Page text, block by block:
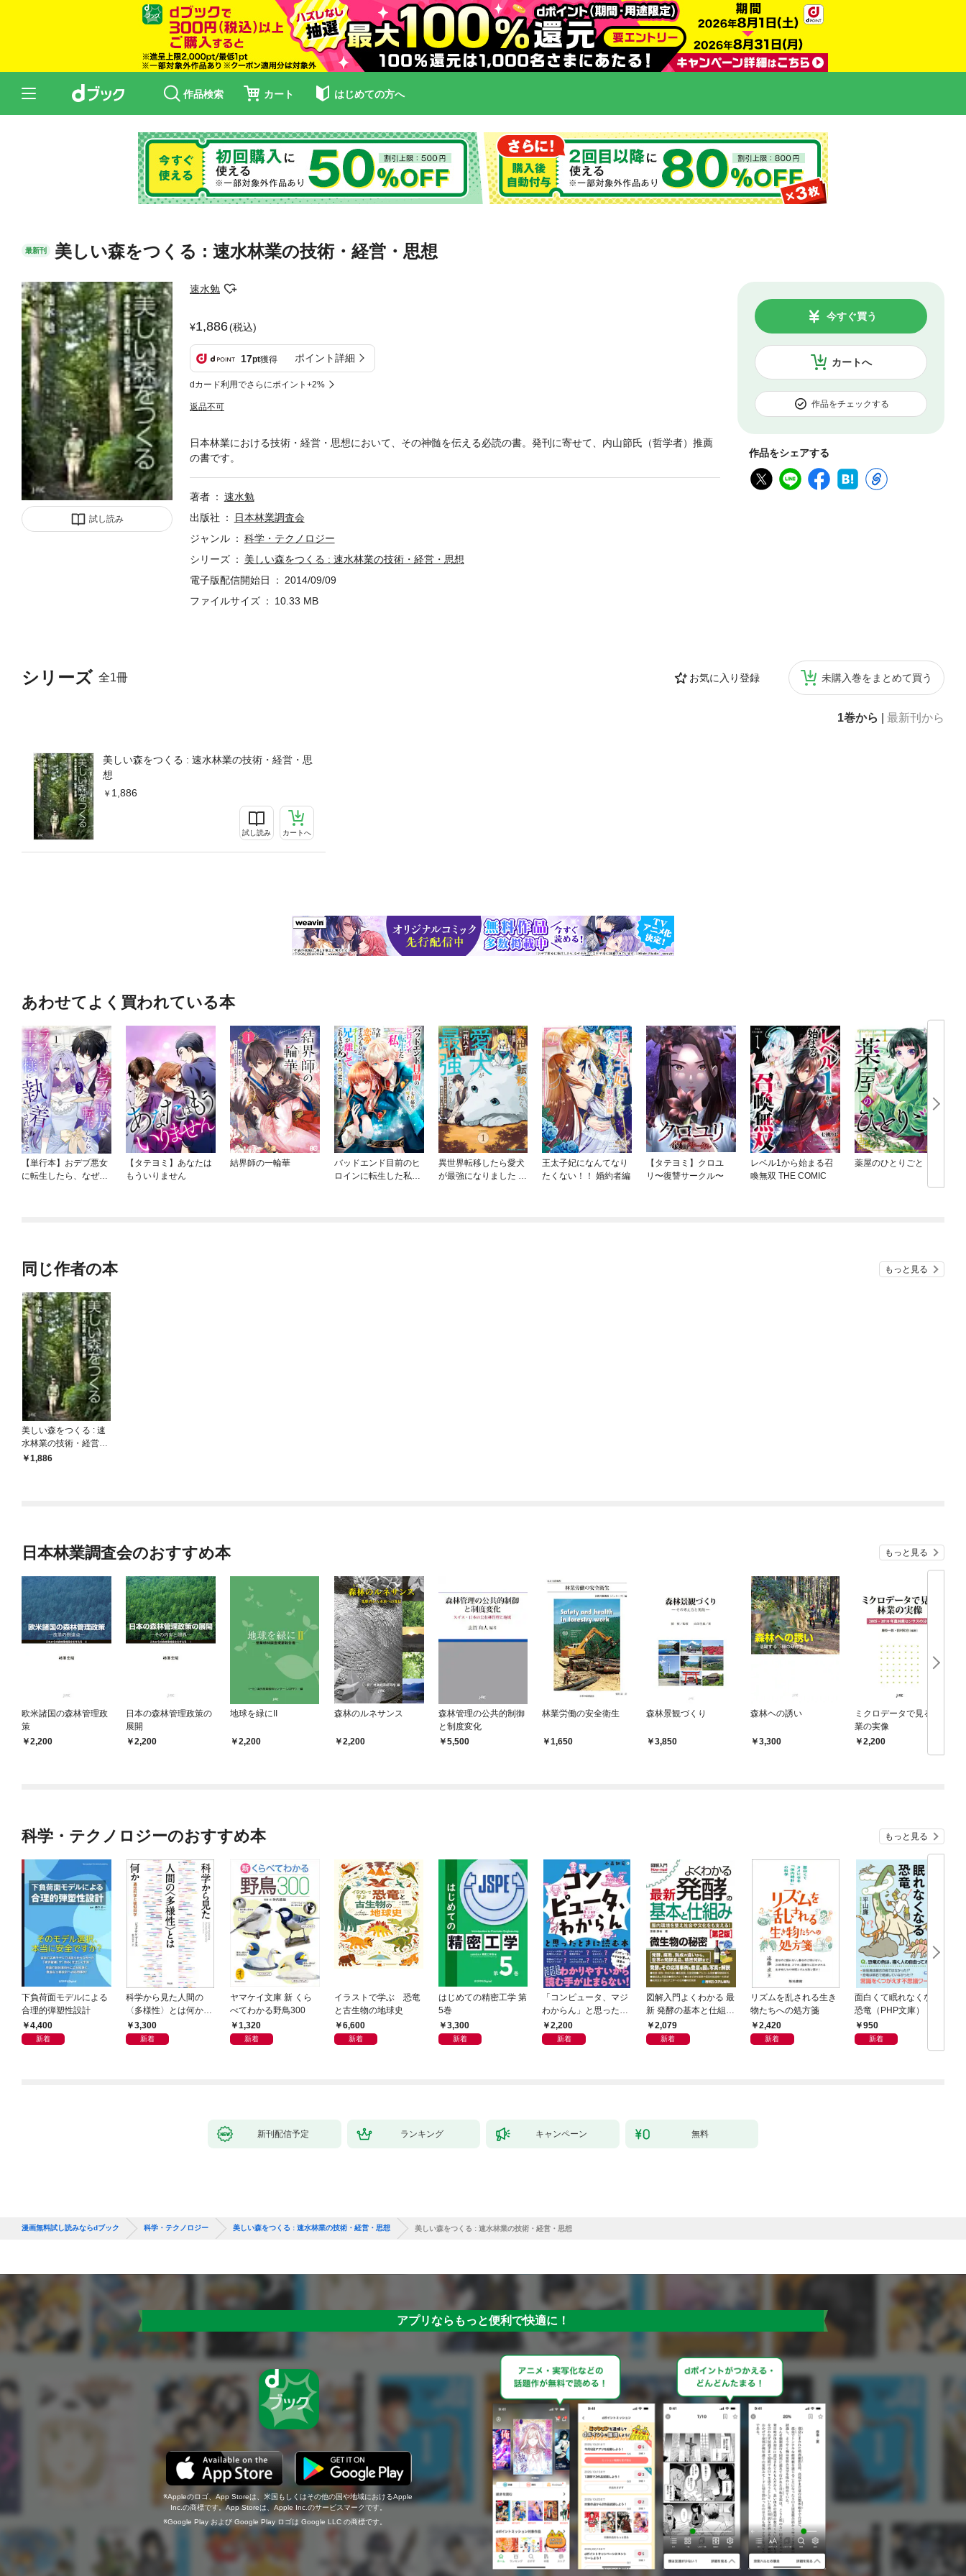
作品検索 カート はじめての方へ
最新刊 美しい森をつくる : 速水林業の技術・経営・思想
試し読み
速水勉
1,886(税込)
17pt獲得 ポイント詳細
dカード利用でさらにポイント+2%
返品不可
カートへ
今すぐ買う
作品をチェックする
作品をシェアする
シリーズ 全1冊 お気に入り登録 未購入巻をまとめて買う
1巻から 最新刊から
美しい森をつくる : 速水林業の技術・経営・思
想
1,886
試し読み カートへ
日本林業における技術・経営・思想において、その神髄を伝える必読の書。発刊に寄せて、内山節氏（哲学者）推薦
の書です。
著者
速水勉
出版社
日本林業調査会
ジャンル
科学・テクノロジー
シリーズ
美しい森をつくる : 速水林業の技術・経営・思想
電子版配信開始日
2014/09/09
ファイルサイズ
10.33 MB
あわせてよく買われている本
【単行本】おデブ悪女
に転生したら、なぜか
【タテヨミ】あなたは
もういりません
結界師の一輪華
バッドエンド目前のヒ
ロインに転生した私、
異世界転移したら愛犬
が最強になりました ～
王太子妃になんてなり
たくない！！ 婚約者編
【タテヨミ】クロユ
リ〜復讐サークル〜
レベル1から始まる召
喚無双 THE COMIC
薬屋のひとりごと
同じ作者の本 もっと見る
美しい森をつくる : 速
水林業の技術・経営・
思想1,886
日本林業調査会のおすすめ本 もっと見る
欧米諸国の森林管理政
策
2,200
日本の森林管理政策の
展開
2,200
地球を緑にII
2,200
森林のルネサンス
2,200
森林管理の公共的制御
と制度変化
5,500
林業労働の安全衛生
1,650
森林景観づくり
3,850
森林ヘの誘い
3,300
ミクロデータで見る林
業の実像
2,200
科学・テクノロジーのおすすめ本 もっと見る
下負荷面モデルによる
合理的弾塑性設計
4,400
新着
科学から見た人間の
〈多様性〉とは何か―
―遺伝科学と疑似科学
3,300
新着
ヤマケイ文庫 新 くら
べてわかる野鳥300
1,320
新着
イラストで学ぶ 恐竜
と古生物の地球史
6,600
新着
はじめての精密工学 第
5巻
3,300
新着
「コンピュータ、マジ
わからん」と思ったと
きに読む本
2,200
新着
図解入門よくわかる 最
新 発酵の基本と仕組み
［第2版］
2,079
新着
リズムを乱される生き
物たちへの処方箋
2,420
新着
面白くて眠れなくなる
恐竜（PHP文庫）
950
新着
新刊配信予定 ランキング キャンペーン 無料
漫画無料試し読みならdブック 科学・テクノロジー 美しい森をつくる : 速水林業の技術・経営・思想 美しい森をつくる : 速水林業の技術・経営・思想
アプリならもっと便利で快適に！
Appleのロゴ、App Storeは、米国もしくはその他の国や地域におけるApple
Inc.の商標です。App Storeは、Apple Inc.のサービスマークです。
Google Play および Google Play ロゴは Google LLC の商標です。